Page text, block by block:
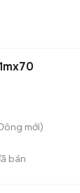
mới)
bán